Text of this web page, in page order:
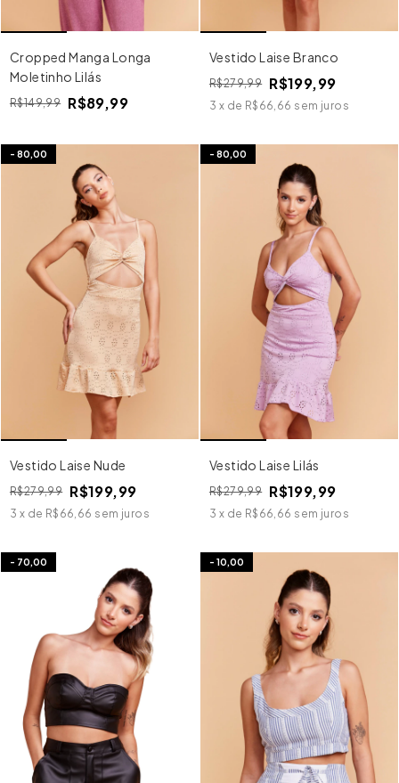
Cropped Manga Longa
Moletinho Lilás
R$149,99 R$89,99
Vestido Laise Branco
R$279,99 R$199,99
3 x de R$66,66 sem juros
- 80,00
Vestido Laise Nude
R$279,99 R$199,99
3 x de R$66,66 sem juros
- 80,00
Vestido Laise Lilás
R$279,99 R$199,99
3 x de R$66,66 sem juros
- 70,00 - 10,00